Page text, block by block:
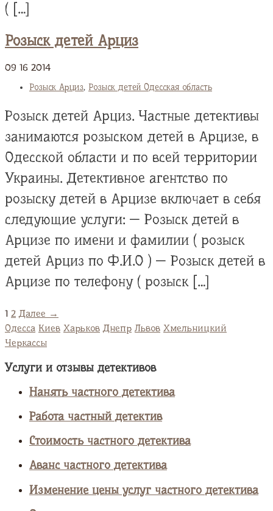
( […]
Розыск детей Арциз
09 16 2014
Розыск Арциз, Розыск детей Одесская область
Розыск детей Арциз. Частные детективы
занимаются розыском детей в Арцизе, в
Одесской области и по всей территории
Украины. Детективное агентство по
розыску детей в Арцизе включает в себя
следующие услуги: — Розыск детей в
Арцизе по имени и фамилии ( розыск
детей Арциз по Ф.И.О ) — Розыск детей в
Арцизе по телефону ( розыск […]
1 2 Далее →
Одесса Киев Харьков Днепр Львов Хмельницкий
Черкассы
Услуги и отзывы детективов
Нанять частного детектива
Работа частный детектив
Стоимость частного детектива
Аванс частного детектива
Изменение цены услуг частного детектива